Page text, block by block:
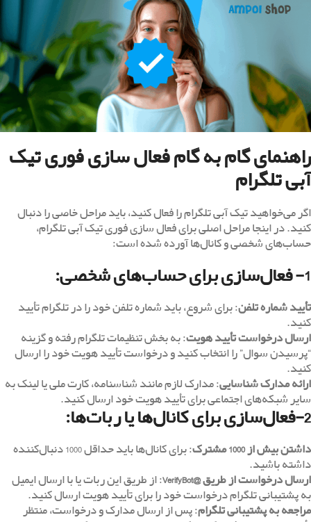
راهنمای گام به گامفعال سازی فوری تیک
آبی تلگرام
اگر می‌خواهید تیک آبی تلگرام را فعال کنید، باید مراحل خاصی را دنبال
کنید. در اینجا مراحل اصلی برای فعال سازی فوری تیک آبی تلگرام،
حساب‌های شخصی و کانال‌ها آورده شده است:
1- فعال‌سازی برای حساب‌های شخصی:
تأیید شماره تلفن: برای شروع، باید شماره تلفن خود را در تلگرام تأیید
کنید.
ارسال درخواست تأیید هویت: به بخش تنظیمات تلگرام رفته و گزینه
“پرسیدن سوال” را انتخاب کنید و درخواست تأیید هویت خود را ارسال
کنید.
ارائه مدارک شناسایی: مدارک لازم مانند شناسنامه، کارت ملی یا لینک به
سایر شبکه‌های اجتماعی برای تأیید هویت خود ارسال کنید.
2-فعال‌سازی برای کانال‌ها یا ربات‌ها:
داشتن بیش از 1000 مشترک
: برای کانال‌ها باید حداقل 1000 دنبال‌کننده
داشته باشید.
ارسال درخواست از طریق@VerifyBot
: از طریق این ربات یا با ارسال ایمیل
به پشتیبانی تلگرام درخواست خود را برای تأیید هویت ارسال کنید.
مراجعه به پشتیبانی تلگرام: پس از ارسال مدارک و درخواست، منتظر